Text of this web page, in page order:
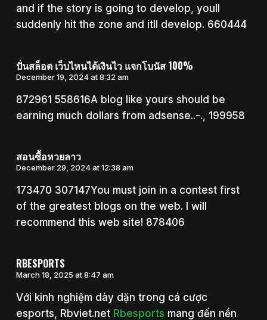
and if the story is going to develop, youll
suddenly hit the zone and itll develop. 660444
ปั่นสล็อต เว็บไหนได้เงินไว แจกโบนัส 100%
December 19, 2024 at 8:32 am
872961 558616A blog like yours should be
earning much dollars from adsense..-., 199958
สอนซื้อหวยลาว
December 29, 2024 at 12:38 am
173470 307147You must join in a contest first
of the greatest blogs on the web. I will
recommend this web site! 878406
RBESPORTS
March 18, 2025 at 8:47 am
Với kinh nghiệm dày dặn trong cá cược
esports, Rbviet.net Rbesports mang đến nền